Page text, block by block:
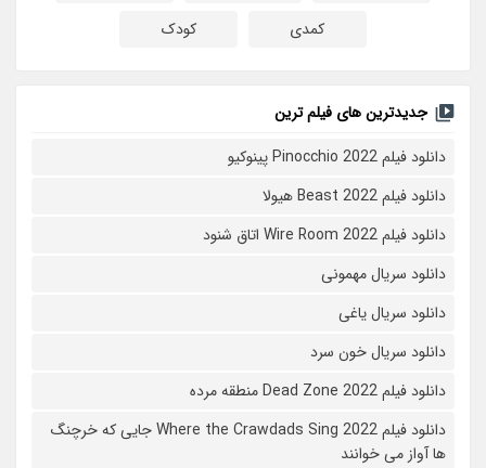
کمدی
کودک
جدیدترین های فیلم ترین
دانلود فیلم Pinocchio 2022 پینوکیو
دانلود فیلم Beast 2022 هیولا
دانلود فیلم Wire Room 2022 اتاق شنود
دانلود سریال مهمونی
دانلود سریال یاغی
دانلود سریال خون سرد
دانلود فیلم 2022 Dead Zone منطقه مرده
دانلود فیلم Where the Crawdads Sing 2022 جایی که خرچنگ
ها آواز می خوانند